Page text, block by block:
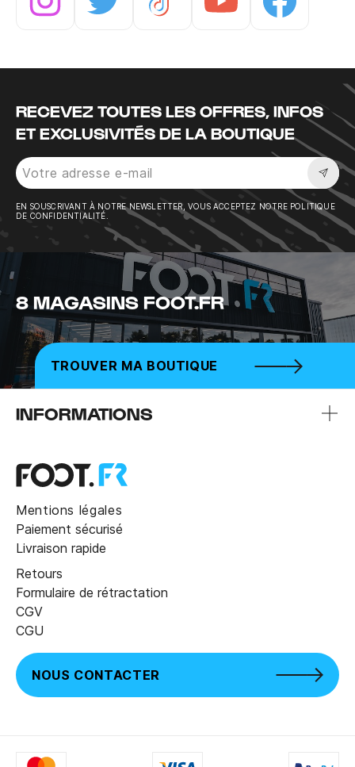
RECEVEZ TOUTES LES OFFRES, INFOS
ET EXCLUSIVITÉS DE LA BOUTIQUE
EN SOUSCRIVANT À NOTRE NEWSLETTER, VOUS ACCEPTEZ NOTRE POLITIQUE
DE CONFIDENTIALITÉ.
8 MAGASINS FOOT.FR
TROUVER MA BOUTIQUE
INFORMATIONS
Mentions légales
Paiement sécurisé
Livraison rapide
Retours
Formulaire de rétractation
CGV
CGU
NOUS CONTACTER